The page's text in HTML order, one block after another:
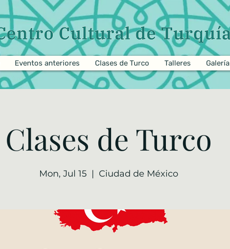
Eventos anteriores Clases de Turco Talleres Galería
Clases de Turco
Mon, Jul 15
  |
Ciudad de México